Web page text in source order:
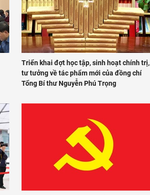
Triển khai đợt học tập, sinh hoạt chính trị,
tư tưởng về tác phẩm mới của đồng chí
Tổng Bí thư Nguyễn Phú Trọng